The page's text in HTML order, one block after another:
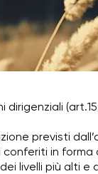
previsti
conferiti in
livelli più alti